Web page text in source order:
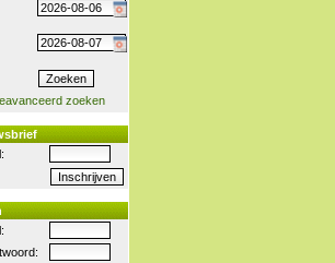
zoeken